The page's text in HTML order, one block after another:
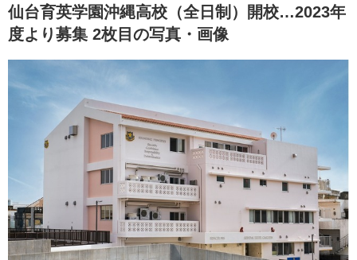
仙台育英学園沖縄高校（全日制）開校…2023年
度より募集 2枚目の写真・画像